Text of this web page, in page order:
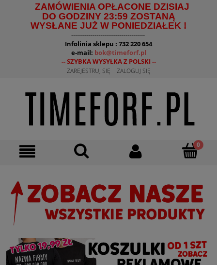
ZAMÓWIENIA OPŁACONE DZISIAJ
DO GODZINY 23:59 ZOSTANĄ
WYSŁANE JUŻ W PONIEDZIAŁEK !
--------------------------------------
Infolinia sklepu : 732 220 654
e-mail: bok@timeforf.pl
-- SZYBKA WYSYŁKA Z POLSKI --
ZAREJESTRUJ SIĘ ZALOGUJ SIĘ